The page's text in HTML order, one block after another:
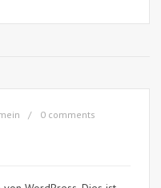
0 comments